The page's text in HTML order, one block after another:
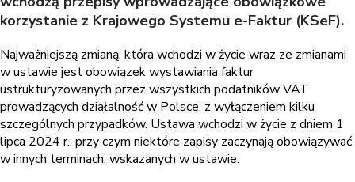
korzystanie z Krajowego Systemu e-Faktur (KSeF).
Najważniejszą zmianą, która wchodzi w życie wraz ze zmianami
w ustawie jest obowiązek wystawiania faktur
ustrukturyzowanych przez wszystkich podatników VAT
prowadzących działalność w Polsce, z wyłączeniem kilku
szczególnych przypadków. Ustawa wchodzi w życie z dniem 1
lipca 2024 r., przy czym niektóre zapisy zaczynają obowiązywać
w innych terminach, wskazanych w ustawie.